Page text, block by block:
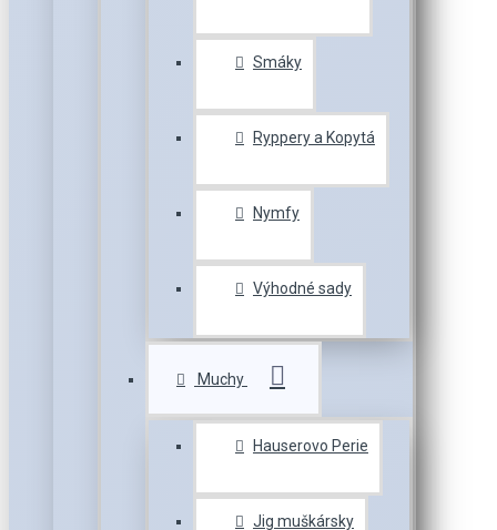
Smáky
Ryppery a Kopytá
Nymfy
Výhodné sady
Muchy
Hauserovo Perie
Jig muškársky